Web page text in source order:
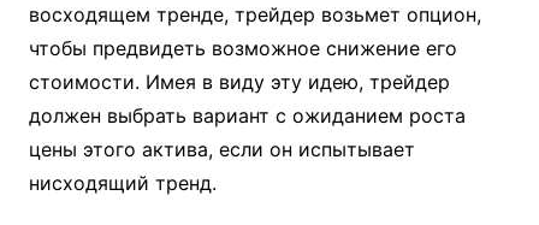
восходящем тренде, трейдер возьмет опцион,
чтобы предвидеть возможное снижение его
стоимости. Имея в виду эту идею, трейдер
должен выбрать вариант с ожиданием роста
цены этого актива, если он испытывает
нисходящий тренд.